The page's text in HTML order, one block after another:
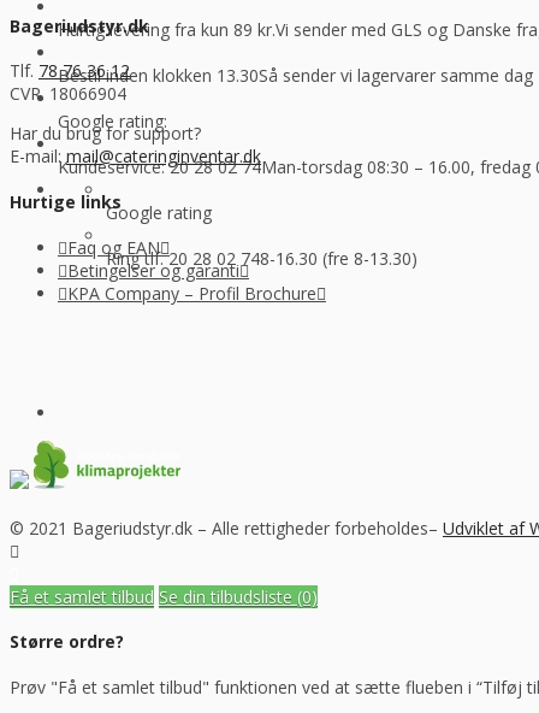
Hurtig levering fra kun 89 kr.Vi sender med GLS og Danske
Bestil inden klokken 13.30Så sender vi lagervarer samme dag
Google rating:
Kundeservice: 20 28 02 74Man-torsdag 08:30 – 16.00, fredag
Google rating
Ring tlf. 20 28 02 748-16.30 (fre 8-13.30)
Bageriudstyr.dk
Tlf. 78 76 36 12
CVR. 18066904
Har du brug for support?
E-mail: mail@cateringinventar.dk
Hurtige links
Faq og EAN
Betingelser og garanti
KPA Company – Profil Brochure
© 2021 Bageriudstyr.dk – Alle rettigheder forbeholdes– Udviklet af
Få et samlet tilbud Se din tilbudsliste (0)
Større ordre?
Prøv "Få et samlet tilbud" funktionen ved at sætte flueben i “Tilføj